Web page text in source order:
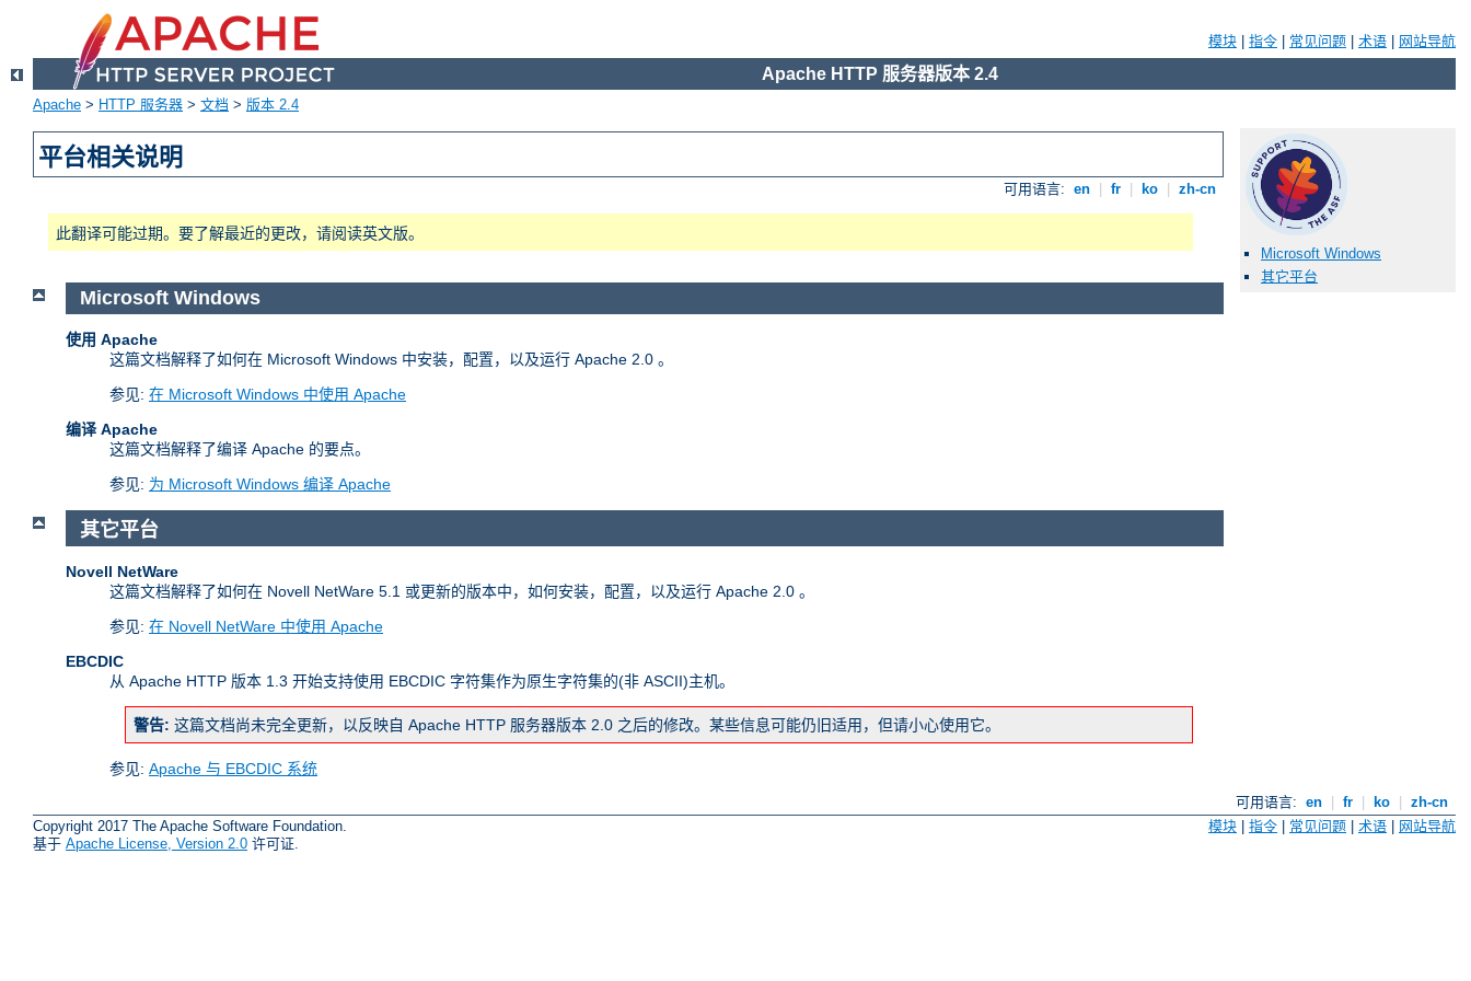
模块 指令 常见问题 术语 网站导航
Apache HTTP 服务器版本 2.4
Apache > HTTP 服务器 > 文档 > 版本 2.4
平台相关说明
可用语言: en fr ko zh-cn
此翻译可能过期。要了解最近的更改，请阅读英文版。
Microsoft Windows
其它平台
Microsoft Windows
使用 Apache
这篇文档解释了如何在 Microsoft Windows 中安装，配置，以及运行 Apache 2.0 。
参见: 在 Microsoft Windows 中使用 Apache
编译 Apache
这篇文档解释了编译 Apache 的要点。
参见: 为 Microsoft Windows 编译 Apache
其它平台
Novell NetWare
这篇文档解释了如何在 Novell NetWare 5.1 或更新的版本中，如何安装，配置，以及运行 Apache 2.0 。
参见: 在 Novell NetWare 中使用 Apache
EBCDIC
从 Apache HTTP 版本 1.3 开始支持使用 EBCDIC 字符集作为原生字符集的(非 ASCII)主机。
警告: 这篇文档尚未完全更新，以反映自 Apache HTTP 服务器版本 2.0 之后的修改。某些信息可能仍旧适用，但请小心使用它。
参见: Apache 与 EBCDIC 系统
可用语言: en fr ko
zh-cn
Copyright 2017 The Apache Software Foundation.
基于 Apache License, Version 2.0 许可证.
模块 指令 常见问题 术语 网站导航